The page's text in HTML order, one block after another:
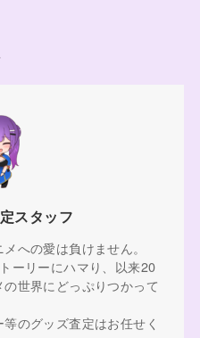
スタッフ
への愛は負けません。
ーリーにハマり、以来20
世界にどっぷりつかって
のグッズ査定はお任せく